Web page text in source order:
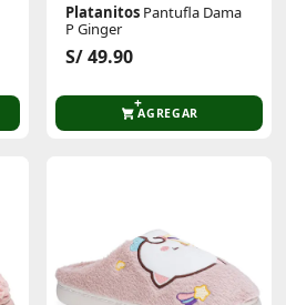
Platanitos Pantufla Dama
P Ginger
S/ 49.90
AGREGAR